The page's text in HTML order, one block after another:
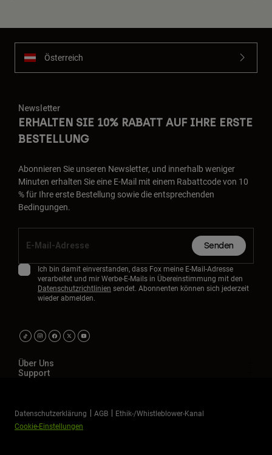
Österreich
Newsletter
ERHALTEN SIE 10% RABATT AUF IHRE ERSTE
BESTELLUNG
Abonnieren Sie unseren Newsletter, und innerhalb weniger
Minuten erhalten Sie eine E-Mail mit einem Rabattcode von 10
% für Ihre erste Bestellung sowie die entsprechenden
Bedingungen.
Senden
Ich bin damit einverstanden, dass Fox meine E-Mail-Adresse
verarbeitet und mir Werbe-E-Mails in Übereinstimmung mit den
Datenschutzrichtlinien sendet. Abonnenten können sich jederzeit
wieder abmelden.
Über Uns
Support
Datenschutzerklärung AGB
Ethik-/Whistleblower-Kanal
Cookie-Einstellungen